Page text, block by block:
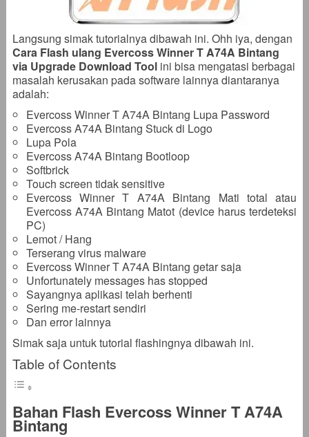
Langsung simak tutorialnya dibawah ini. Ohh iya, dengan
Cara Flash ulang Evercoss Winner T A74A Bintang
via Upgrade Download Toolini bisa mengatasi berbagai
masalah kerusakan pada software lainnya diantaranya
adalah:
Evercoss Winner T A74A Bintang Lupa Password
Evercoss A74A Bintang Stuck di Logo
Lupa Pola
Evercoss A74A Bintang Bootloop
Softbrick
Touch screen tidak sensitive
Evercoss Winner T A74A Bintang Mati total atau
Evercoss A74A Bintang Matot (device harus terdeteksi
PC)
Lemot / Hang
Terserang virus malware
Evercoss Winner T A74A Bintang getar saja
Unfortunately messages has stopped
Sayangnya aplikasi telah berhenti
Sering me-restart sendiri
Dan error lainnya
Simak saja untuk tutorial flashingnya dibawah ini.
Table of Contents
Bahan Flash Evercoss Winner T A74A
Bintang